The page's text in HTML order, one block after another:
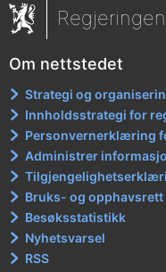
Om nettstedet
Strategi og
Innholdsstrategi for
Personvernerklæring
Administrer
Bruks- og
Besøksstatistikk
Nyhetsvarsel
RSS